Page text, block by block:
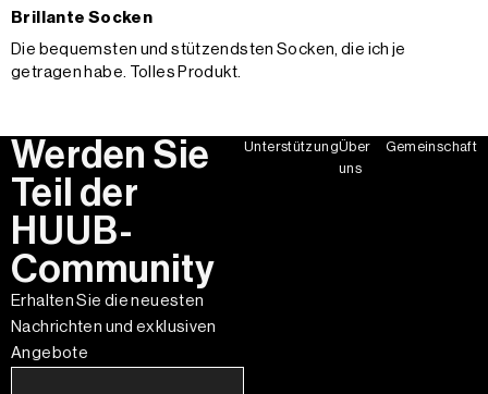
Brillante Socken
Die bequemsten und stützendsten Socken, die ich je
getragen habe. Tolles Produkt.
Werden Sie
Teil der
HUUB-
Community
Erhalten Sie die neuesten
Nachrichten und exklusiven
Angebote
UnterstützungÜber
uns
Gemeinschaft